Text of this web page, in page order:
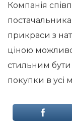
Компанія
прикраси з
ціною
стильним бути
покупки в усі